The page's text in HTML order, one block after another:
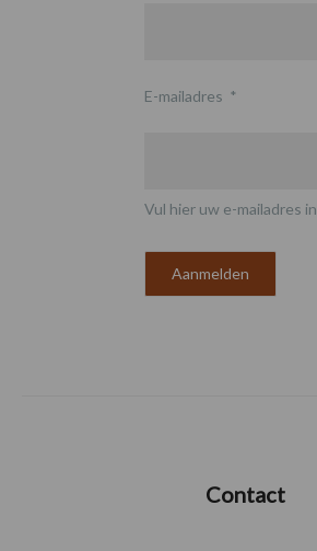
E-mailadres *
Vul hier uw e-mailadres in
Contact